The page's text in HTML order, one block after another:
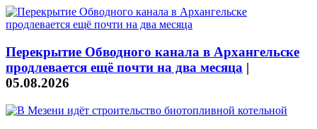
Перекрытие Обводного канала в Архангельске
продлевается ещё почти на два месяца |
05.08.2026